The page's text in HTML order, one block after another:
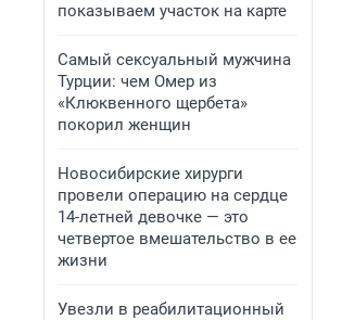
показываем участок на карте
Самый сексуальный мужчина
Турции: чем Омер из
«Клюквенного щербета»
покорил женщин
Новосибирские хирурги
провели операцию на сердце
14-летней девочке — это
четвертое вмешательство в ее
жизни
Увезли в реабилитационный